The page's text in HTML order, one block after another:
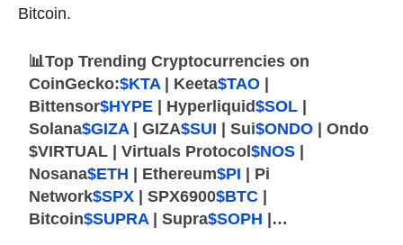
Bitcoin.
📊Top Trending Cryptocurrencies on
CoinGecko:$KTA| Keeta$TAO
Bittensor$HYPE | Hyperliquid$SOL
Solana$GIZA| GIZA$SUI | Sui$ONDO | Ondo
$VIRTUAL | Virtuals Protocol$NOS
Nosana$ETH | Ethereum$PI | Pi
Network$SPX | SPX6900$BTC
Bitcoin$SUPRA| Supra$SOPH |…